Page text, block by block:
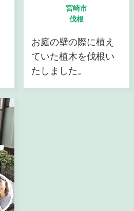
宮崎市
伐根
お庭の壁の際に植え
ていた植木を伐根い
たしました。